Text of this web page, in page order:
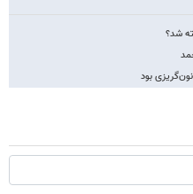
شد؟
بود